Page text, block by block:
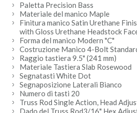
Paletta Precision Bass
Materiale del manico Maple
Finitura manico Satin Urethane
with Gloss Urethane Headstock
Forma del manico Modern "C"
Costruzione Manico 4-Bolt
Raggio tastiera 9.5" (241 mm)
Materiale Tastiera Slab Rosewood
Segnatasti White Dot
Segnaposizione Laterali Bianco
Numero di tasti 20
Truss Rod Single Action, Head
Dado del Truss Rod3/16" Hex